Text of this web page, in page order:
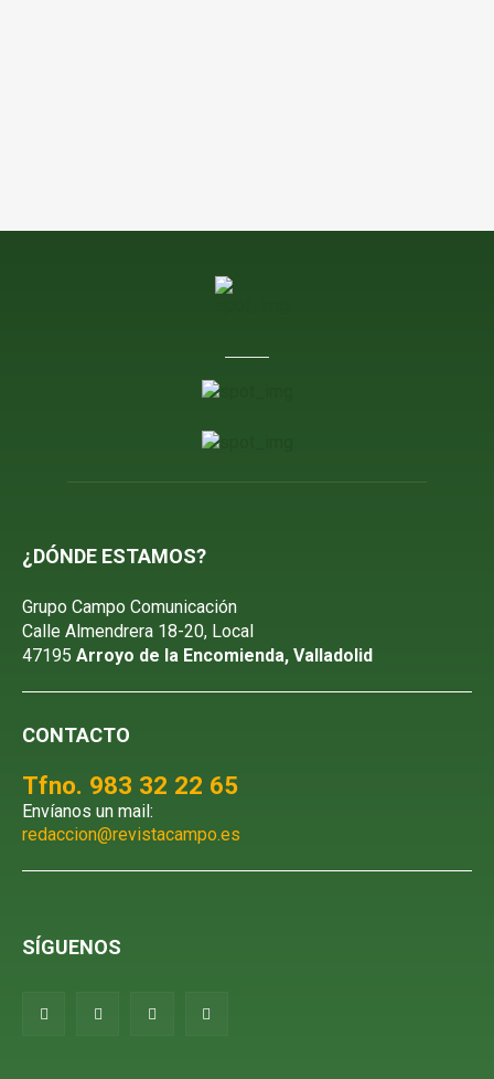
¿DÓNDE ESTAMOS?
Grupo Campo Comunicación
Calle Almendrera 18-20, Local
47195 Arroyo de la Encomienda, Valladolid
CONTACTO
Tfno. 983 32 22 65
Envíanos un mail:
redaccion@revistacampo.es
SÍGUENOS